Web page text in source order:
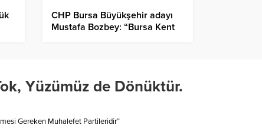
CHP Bursa Büyükşehir adayı
Mustafa Bozbey: “Bursa Kent
Yüzümüz de Dönüktür.
Gereken Muhalefet Partileridir”